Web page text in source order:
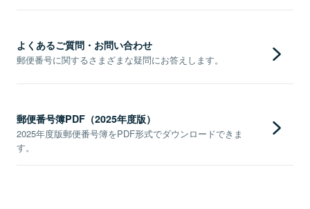
よくあるご質問・お問い合わせ
郵便番号に関するさまざまな疑問にお答えします。
郵便番号簿PDF（2025年度版）
2025年度版郵便番号簿をPDF形式でダウンロードできま
す。